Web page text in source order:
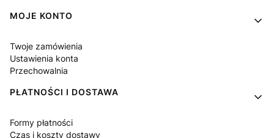
MOJE KONTO
Twoje zamówienia
Ustawienia konta
Przechowalnia
PŁATNOŚCI I DOSTAWA
Formy płatności
Czas i koszty dostawy